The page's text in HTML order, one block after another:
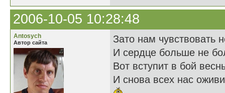
2006-10-05 10:28:48
Antosych
Автор сайта
Зато нам чувствовать
И сердце больше не
Вот вступит в бой
И снова всех нас